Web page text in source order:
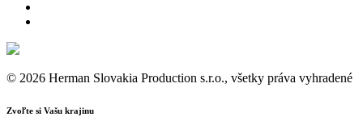
© 2026 Herman Slovakia Production s.r.o., všetky práva vyhradené
Zvoľte si Vašu krajinu